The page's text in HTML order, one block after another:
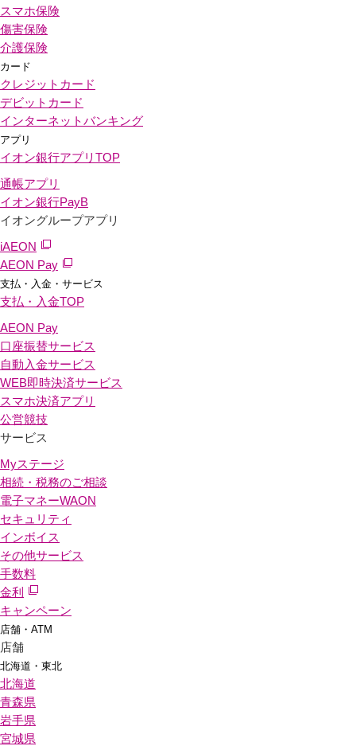
スマホ保険
傷害保険
介護保険
カード
クレジットカード
デビットカード
インターネットバンキング
アプリ
イオン銀行アプリ TOP
通帳アプリ
イオン銀行PayB
イオングループアプリ
iAEON
AEON Pay
支払・入金・サービス
支払・入金TOP
AEON Pay
口座振替サービス
自動入金サービス
WEB即時決済サービス
スマホ決済アプリ
公営競技
サービス
Myステージ
相続・税務のご相談
電子マネーWAON
セキュリティ
インボイス
その他サービス
手数料
金利
キャンペーン
店舗・ATM
店舗
北海道・東北
北海道
青森県
岩手県
宮城県